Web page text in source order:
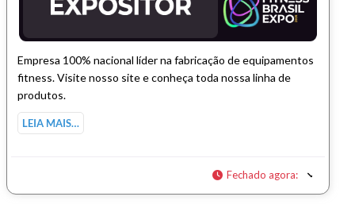
Empresa 100% nacional líder na fabricação de equipamentos
fitness. Visite nosso site e conheça toda nossa linha de
produtos.
LEIA MAIS…
Fechado agora: